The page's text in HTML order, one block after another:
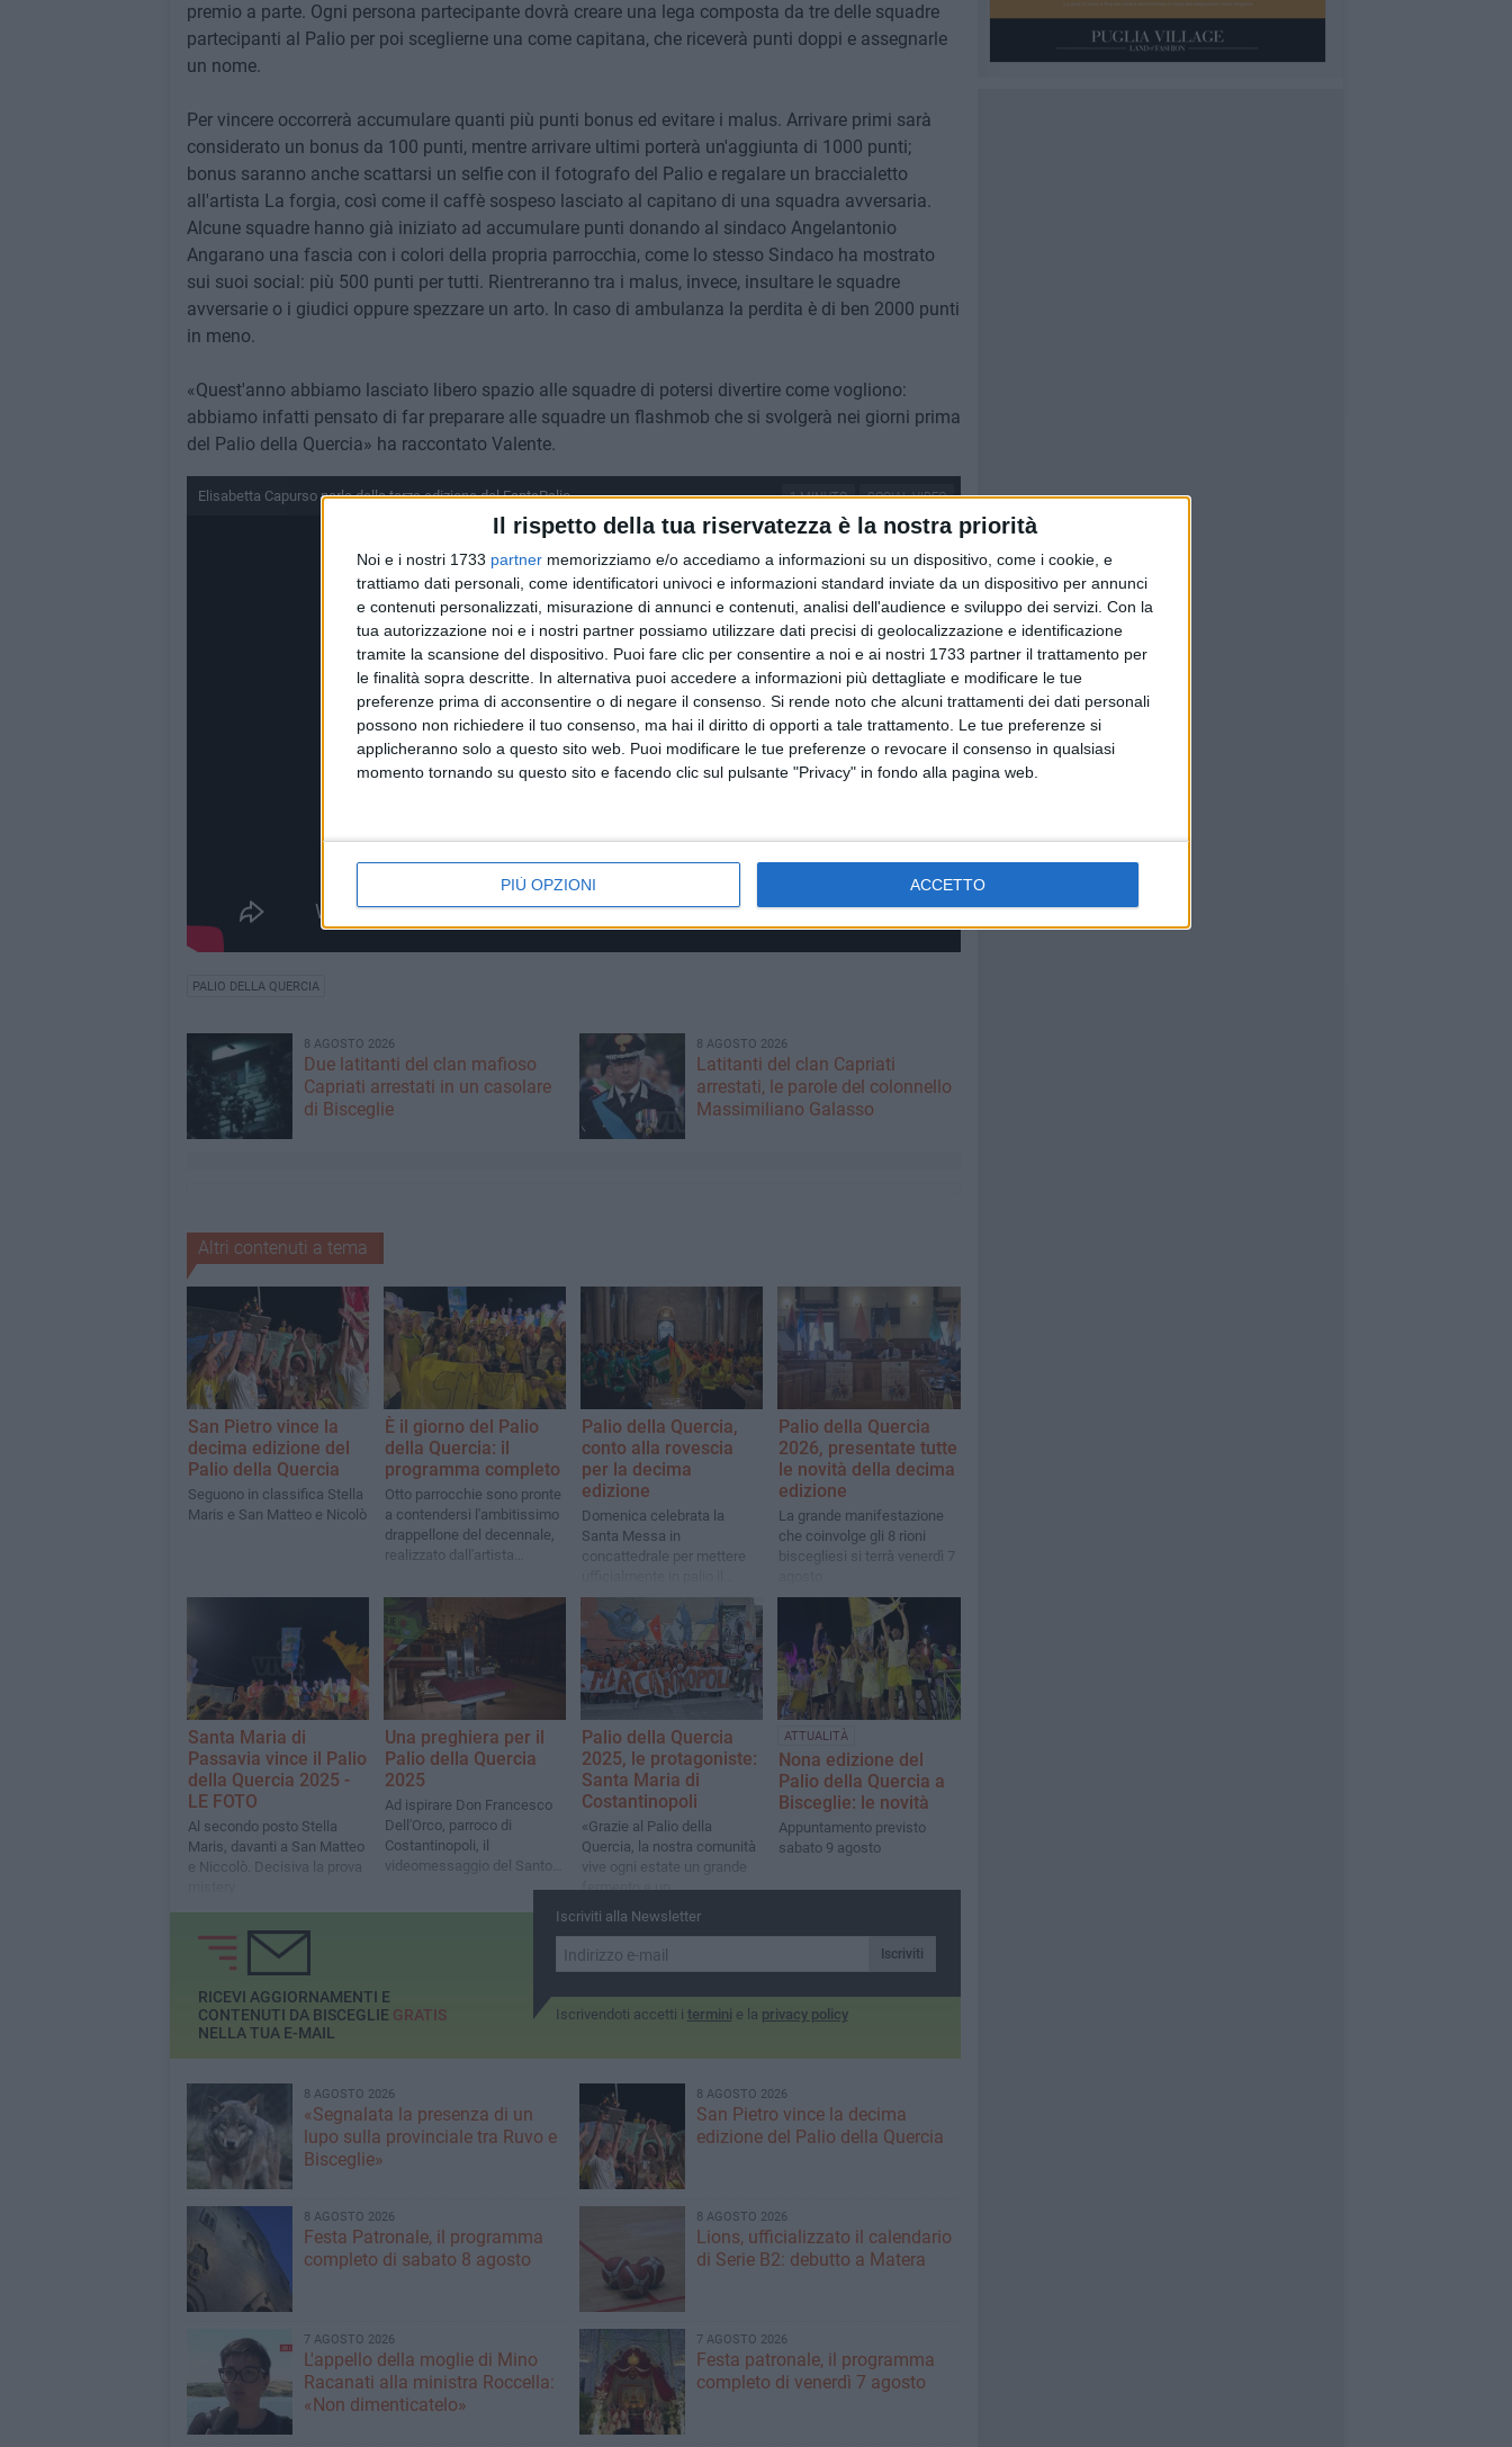
Il rispetto della tua riservatezza è la nostra priorità
Noi e i nostri 1733 partner memorizziamo e/o accediamo a informazioni su un dispositivo, come i cookie, e
trattiamo dati personali, come identificatori univoci e informazioni standard inviate da un dispositivo per annunci
e contenuti personalizzati, misurazione di annunci e contenuti, analisi dell'audience e sviluppo dei servizi. Con la
tua autorizzazione noi e i nostri partner possiamo utilizzare dati precisi di geolocalizzazione e identificazione
tramite la scansione del dispositivo. Puoi fare clic per consentire a noi e ai nostri 1733 partner il trattamento per
le finalità sopra descritte. In alternativa puoi accedere a informazioni più dettagliate e modificare le tue
preferenze prima di acconsentire o di negare il consenso. Si rende noto che alcuni trattamenti dei dati personali
possono non richiedere il tuo consenso, ma hai il diritto di opporti a tale trattamento. Le tue preferenze si
applicheranno solo a questo sito web. Puoi modificare le tue preferenze o revocare il consenso in qualsiasi
momento tornando su questo sito e facendo clic sul pulsante "Privacy" in fondo alla pagina web.
PIÙ OPZIONI ACCETTO
premio a parte. Ogni persona partecipante dovrà creare una lega composta da tre delle squadre
partecipanti al Palio per poi sceglierne una come capitana, che riceverà punti doppi e assegnarle
un nome.
Per vincere occorrerà accumulare quanti più punti bonus ed evitare i malus. Arrivare primi sarà
considerato un bonus da 100 punti, mentre arrivare ultimi porterà un'aggiunta di 1000 punti;
bonus saranno anche scattarsi un selfie con il fotografo del Palio e regalare un braccialetto
all'artista La forgia, così come il caffè sospeso lasciato al capitano di una squadra avversaria.
Alcune squadre hanno già iniziato ad accumulare punti donando al sindaco Angelantonio
Angarano una fascia con i colori della propria parrocchia, come lo stesso Sindaco ha mostrato
sui suoi social: più 500 punti per tutti. Rientreranno tra i malus, invece, insultare le squadre
avversarie o i giudici oppure spezzare un arto. In caso di ambulanza la perdita è di ben 2000 punti
in meno.
«Quest'anno abbiamo lasciato libero spazio alle squadre di potersi divertire come vogliono:
abbiamo infatti pensato di far preparare alle squadre un flashmob che si svolgerà nei giorni prima
del Palio della Quercia» ha raccontato Valente.
SOCIAL VIDEO
1 MINUTO
Elisabetta Capurso parla della terza edizione del FantaPalio
PALIO DELLA QUERCIA
8 AGOSTO 2026
Due latitanti del clan mafioso
Capriati arrestati in un casolare
di Bisceglie
8 AGOSTO 2026
Latitanti del clan Capriati
arrestati, le parole del colonnello
Massimiliano Galasso
Altri contenuti a tema
San Pietro vince la
decima edizione del
Palio della Quercia
Seguono in classifica Stella
Maris e San Matteo e Nicolò
È il giorno del Palio
della Quercia: il
programma completo
Otto parrocchie sono pronte
a contendersi l'ambitissimo
drappellone del decennale,
realizzato dall'artista
Benedetto
Palio della Quercia,
conto alla rovescia
per la decima
edizione
Domenica celebrata la
Santa Messa in
concattedrale per mettere
trofeo e il drappellone della
vittoria
Palio della Quercia
2026, presentate tutte
le novità della decima
edizione
La grande manifestazione
che coinvolge gli 8 rioni
biscegliesi si terrà venerdì 7
Santa Maria di
Passavia vince il Palio
della Quercia 2025 -
LE FOTO
Al secondo posto Stella
Maris, davanti a San Matteo
e Niccolò. Decisiva la prova
Una preghiera per il
Palio della Quercia
2025
Ad ispirare Don Francesco
Dell'Orco, parroco di
Costantinopoli, il
videomessaggio del Santo
Palio della Quercia
2025, le protagoniste:
Santa Maria di
Costantinopoli
«Grazie al Palio della
Quercia, la nostra comunità
vive ogni estate un grande
fermento e un
coinvolgimento sempre
maggiore di adolescenti e
giovani» le parole di De
ATTUALITÀ
Nona edizione del
Palio della Quercia a
Bisceglie: le novità
Appuntamento previsto
sabato 9 agosto
Iscriviti alla Newsletter
Iscriviti
Iscrivendoti accetti i termini e la privacy policy
RICEVI AGGIORNAMENTI E
CONTENUTI DA BISCEGLIE GRATIS
NELLA TUA E-MAIL
8 AGOSTO 2026
«Segnalata la presenza di un
lupo sulla provinciale tra Ruvo e
Bisceglie»
8 AGOSTO 2026
San Pietro vince la decima
edizione del Palio della Quercia
8 AGOSTO 2026
Festa Patronale, il programma
completo di sabato 8 agosto
8 AGOSTO 2026
Lions, ufficializzato il calendario
di Serie B2: debutto a Matera
7 AGOSTO 2026
L'appello della moglie di Mino
Racanati alla ministra Roccella:
«Non dimenticatelo»
7 AGOSTO 2026
Festa patronale, il programma
completo di venerdì 7 agosto